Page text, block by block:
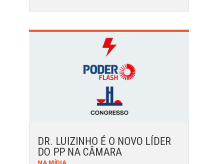
DR. LUIZINHO É O NOVO LÍDER
DO PP NA CÂMARA
NA MÍDIA